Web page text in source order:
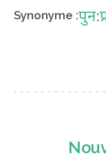
Synonyme :